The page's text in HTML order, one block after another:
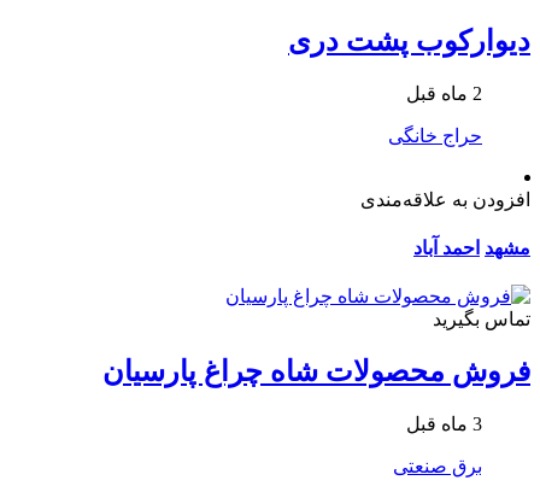
دیوارکوب پشت دری
2 ماه قبل
حراج خانگی
افزودن به علاقه‌مندی
مشهد احمد آباد
تماس بگیرید
فروش محصولات شاه چراغ پارسیان
3 ماه قبل
برق صنعتی